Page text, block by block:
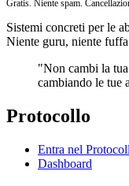
Gratis. Niente spam.
Sistemi concreti per le
Niente guru, niente
"Non cambi la
cambiando le tue
Protocollo
Entra nel
Dashboard